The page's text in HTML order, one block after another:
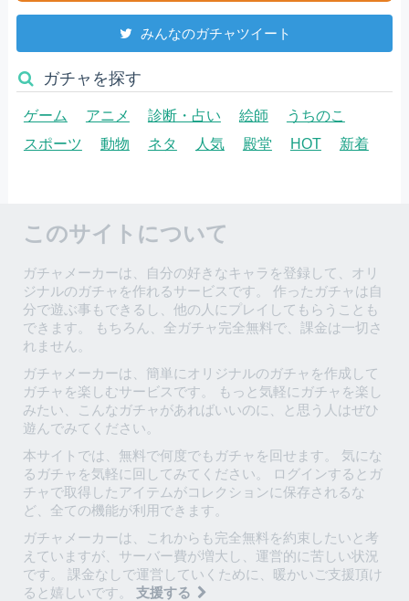
みんなのガチャツイート
ガチャを探す
ゲーム アニメ 診断・占い 絵師
うちのこ
スポーツ
動物 ネタ 人気 殿堂 HOT 新着
このサイトについて
ガチャメーカーは、自分の好きなキャラを登録して、オリ
ジナルのガチャを作れるサービスです。 作ったガチャは自
分で遊ぶ事もできるし、他の人にプレイしてもらうことも
できます。 もちろん、全ガチャ完全無料で、課金は一切さ
れません。
ガチャメーカーは、簡単にオリジナルのガチャを作成して
ガチャを楽しむサービスです。 もっと気軽にガチャを楽し
みたい、こんなガチャがあればいいのに、と思う人はぜひ
遊んでみてください。
本サイトでは、無料で何度でもガチャを回せます。 気にな
るガチャを気軽に回してみてください。 ログインするとガ
チャで取得したアイテムがコレクションに保存されるな
ど、全ての機能が利用できます。
ガチャメーカーは、これからも完全無料を約束したいと考
えていますが、サーバー費が増大し、運営的に苦しい状況
です。 課金なしで運営していくために、暖かいご支援頂け
ると嬉しいです。 支援する